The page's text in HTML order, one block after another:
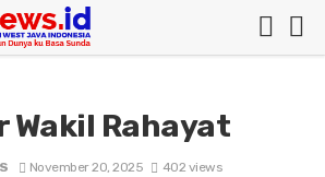
Wakil Rahayat
November 20, 2025 402 views